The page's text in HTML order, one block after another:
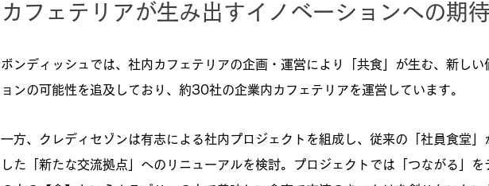
カフェテリアが生み出すイノベーションへの期
ボンディッシュでは、社内カフェテリアの企画・運営により「共食」が生む、新しい
ョンの可能性を追及しており、約30社の企業内カフェテリアを運営しています。
一方、クレディセゾンは有志による社内プロジェクトを組成し、従来の「社員食堂」
した「新たな交流拠点」へのリニューアルを検討。プロジェクトでは「つながる」